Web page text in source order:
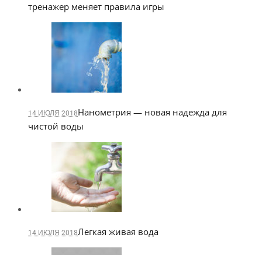
тренажер меняет правила игры
14 ИЮЛЯ 2018Нанометрия — новая надежда для
чистой воды
14 ИЮЛЯ 2018Легкая живая вода